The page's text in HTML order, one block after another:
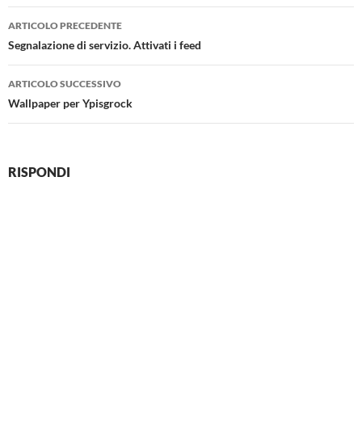
Navigazione
articolo
ARTICOLO PRECEDENTE
Segnalazione di servizio. Attivati i feed
ARTICOLO SUCCESSIVO
Wallpaper per Ypisgrock
RISPONDI